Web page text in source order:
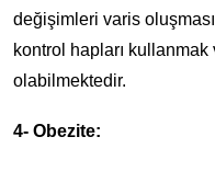
değişimleri varis
kontrol hapları
olabilmektedir.
4- Obezite: